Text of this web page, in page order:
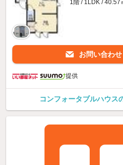
1階 / 1LDK / 40.57
お問い合わせ
提供
コンフォータブルハウス